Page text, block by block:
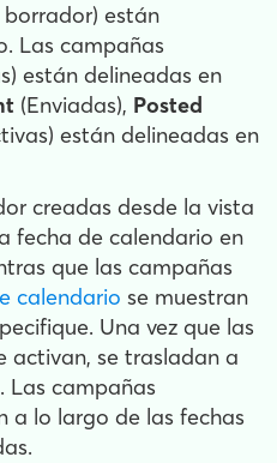
borrador) están
Las campañas
están delineadas en
(Enviadas), Posted
están delineadas en
creadas desde la vista
fecha de calendario en
que las campañas
calendario se muestran
Una vez que las
activan, se trasladan a
Las campañas
a lo largo de las fechas